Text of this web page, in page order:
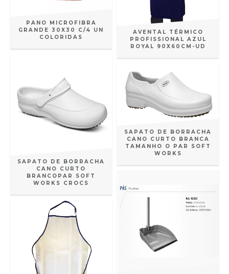
PANO MICROFIBRA
GRANDE 30X30 C/4 UN
COLORIDAS
AVENTAL TÉRMICO
PROFISSIONAL AZUL
ROYAL 90X60CM-UD
SAPATO DE BORRACHA
CANO CURTO
BRANCOPAR SOFT
WORKS CROCS
SAPATO DE BORRACHA
CANO CURTO BRANCA
TAMANHO O PAR SOFT
WORKS